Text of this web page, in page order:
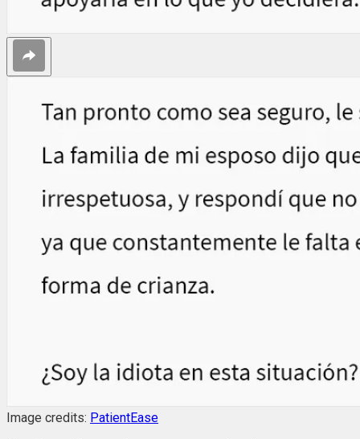
Image credits: PatientEase